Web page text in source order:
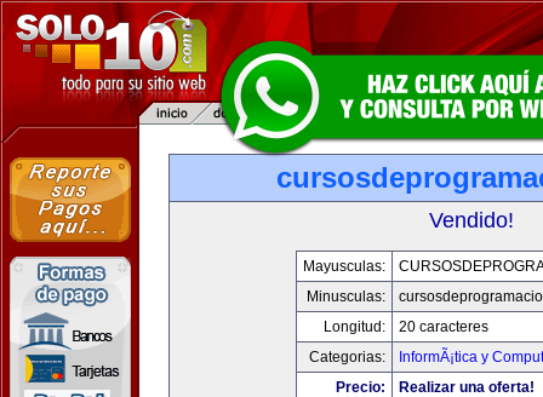
Vendido!
Mayusculas:
Minusculas:
Longitud:
20 caracteres
Categorias:
InformÃ¡tica y
Precio:
Realizar una oferta!